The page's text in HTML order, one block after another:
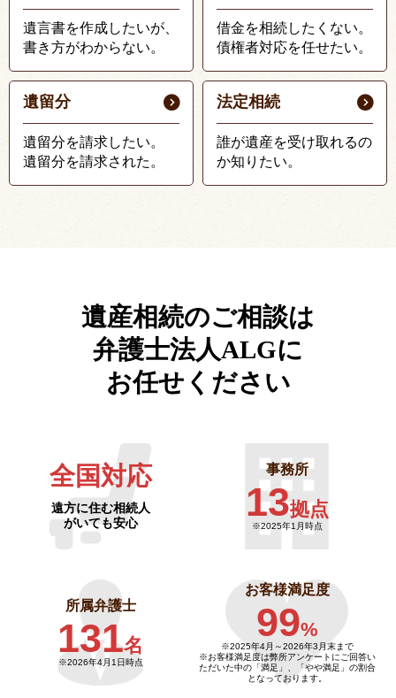
遺言書を作成したいが、
書き方がわからない。
借金を相続したくない。
債権者対応を任せたい。
遺留分
遺留分を請求したい。
遺留分を請求された。
法定相続
誰が遺産を受け取れるの
か知りたい。
遺産相続のご相談は
弁護士法人ALGに
お任せください
全国対応
遠方に住む相続人
がいても安心
事務所
13拠点
※2025年1月時点
所属弁護士
131名
※2026年4月1日時点
お客様満足度
99%
※2025年4月～2026年3月末まで
※お客様満足度は弊所アンケートにご回答い
ただいた中の「満足」、「やや満足」の割合
となっております。